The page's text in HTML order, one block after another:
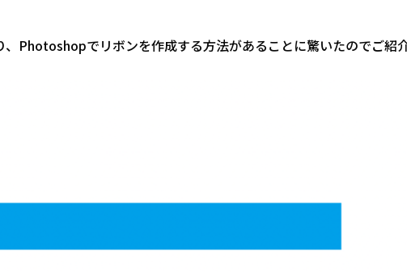
Photoshopでリボンを作成する方法があることに驚いたのでご紹介